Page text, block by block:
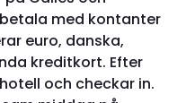
med kontanter
euro, danska,
kreditkort. Efter
och checkar in.